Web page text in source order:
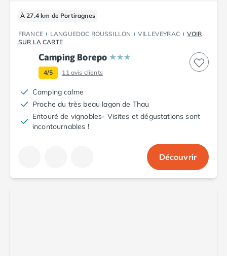
À 27.4 km de Portiragnes
FRANCE LANGUEDOC ROUSSILLON VILLEVEYRAC
VOIR
SUR LA CARTE
Camping Borepo
4/5 11 avis clients
Camping calme
Proche du très beau lagon de Thau
Entouré de vignobles- Visites et dégustations sont
incontournables !
Découvrir